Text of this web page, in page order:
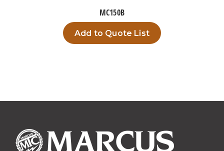
MC150B
Add to Quote List